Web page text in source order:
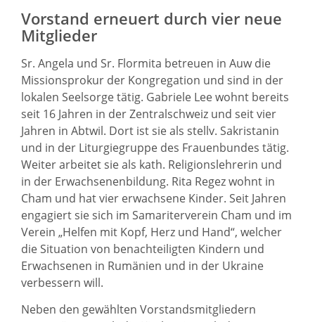
Vorstand erneuert durch vier neue
Mitglieder
Sr. Angela und Sr. Flormita betreuen in Auw die
Missionsprokur der Kongregation und sind in der
lokalen Seelsorge tätig. Gabriele Lee wohnt bereits
seit 16 Jahren in der Zentralschweiz und seit vier
Jahren in Abtwil. Dort ist sie als stellv. Sakristanin
und in der Liturgiegruppe des Frauenbundes tätig.
Weiter arbeitet sie als kath. Religionslehrerin und
in der Erwachsenenbildung. Rita Regez wohnt in
Cham und hat vier erwachsene Kinder. Seit Jahren
engagiert sie sich im Samariterverein Cham und im
Verein „Helfen mit Kopf, Herz und Hand“, welcher
die Situation von benachteiligten Kindern und
Erwachsenen in Rumänien und in der Ukraine
verbessern will.
Neben den gewählten Vorstandsmitgliedern